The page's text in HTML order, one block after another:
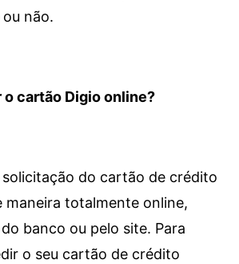
não.
cartão Digio online?
do cartão de crédito
maneira totalmente online,
banco ou pelo site. Para
o seu cartão de crédito